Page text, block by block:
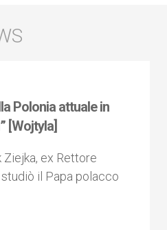
Polonia attuale in
[Wojtyla]
ex Rettore
il Papa polacco